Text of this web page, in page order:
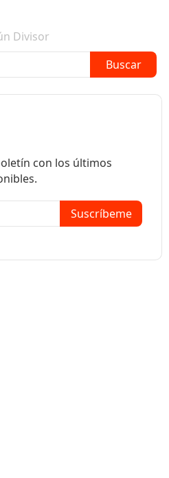
Divisor
Buscar
con los últimos
Suscríbeme